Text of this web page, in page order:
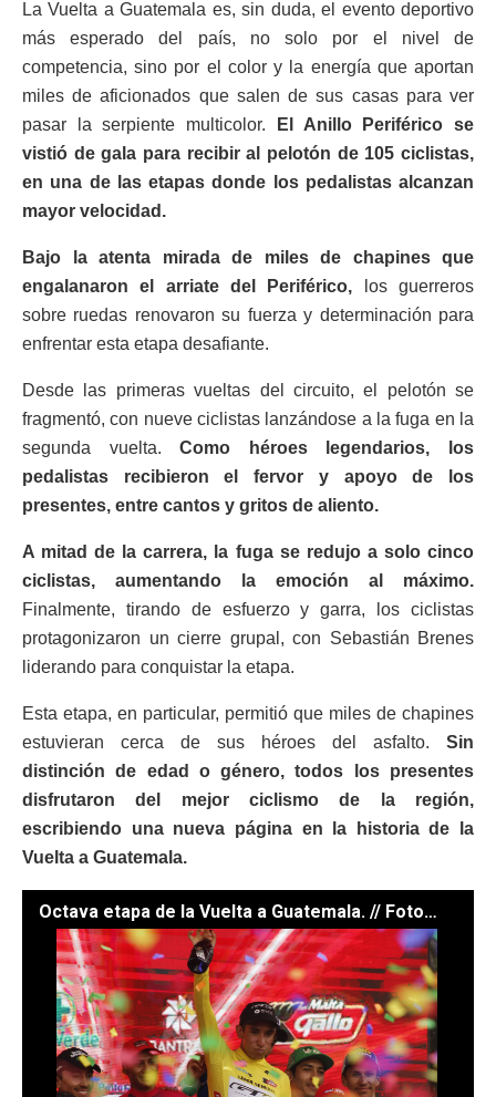
La Vuelta a Guatemala es, sin duda, el evento deportivo
más esperado del país, no solo por el nivel de
competencia, sino por el color y la energía que aportan
miles de aficionados que salen de sus casas para ver
pasar la serpiente multicolor.
El Anillo Periférico se
vistió de gala para recibir al pelotón de 105 ciclistas,
en una de las etapas donde los pedalistas alcanzan
mayor velocidad.
Bajo la atenta mirada de miles de chapines que
engalanaron el arriate del Periférico, los guerreros
sobre ruedas renovaron su fuerza y determinación para
enfrentar esta etapa desafiante.
Desde las primeras vueltas del circuito, el pelotón se
fragmentó, con nueve ciclistas lanzándose a la fuga en la
segunda vuelta. Como héroes legendarios, los
pedalistas recibieron el fervor y apoyo de los
presentes, entre cantos y gritos de aliento.
A mitad de la carrera, la fuga se redujo a solo cinco
ciclistas, aumentando la emoción al máximo.
Finalmente, tirando de esfuerzo y garra, los ciclistas
protagonizaron un cierre grupal, con Sebastián Brenes
liderando para conquistar la etapa.
Esta etapa, en particular, permitió que miles de chapines
estuvieran cerca de sus héroes del asfalto. Sin
distinción de edad o género, todos los presentes
disfrutaron del mejor ciclismo de la región,
escribiendo una nueva página en la historia de la
Vuelta a Guatemala.
Octava etapa de la Vuelta a Guatemala. // Foto: Josue Acevedo